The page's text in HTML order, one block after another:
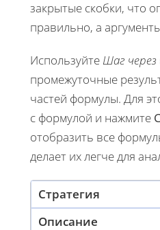
закрытые скобки, что
правильно, а
Используйте Шаг через
промежуточные
частей формулы. Для
с формулой и нажмите
отобразить все
делает их легче для
Стратегия
Описание